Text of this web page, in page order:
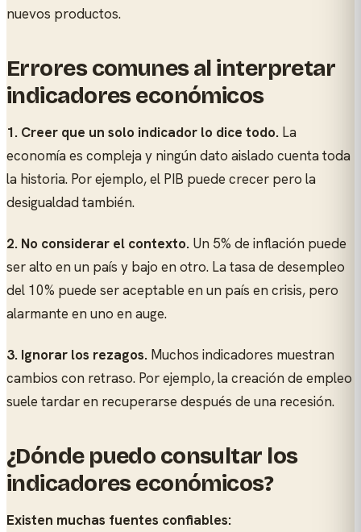
nuevos productos.
Errores comunes al interpretar
indicadores económicos
1. Creer que un solo indicador lo dice todo. La
economía es compleja y ningún dato aislado cuenta toda
la historia. Por ejemplo, el PIB puede crecer pero la
desigualdad también.
2. No considerar el contexto. Un 5% de inflación puede
ser alto en un país y bajo en otro. La tasa de desempleo
del 10% puede ser aceptable en un país en crisis, pero
alarmante en uno en auge.
3. Ignorar los rezagos. Muchos indicadores muestran
cambios con retraso. Por ejemplo, la creación de empleo
suele tardar en recuperarse después de una recesión.
¿Dónde puedo consultar los
indicadores económicos?
Existen muchas fuentes confiables: